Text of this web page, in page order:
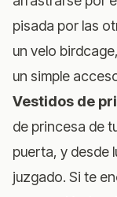
pisada por las
un velo
un simple
Vestidos de
de princesa de
puerta, y desde
juzgado. Si te